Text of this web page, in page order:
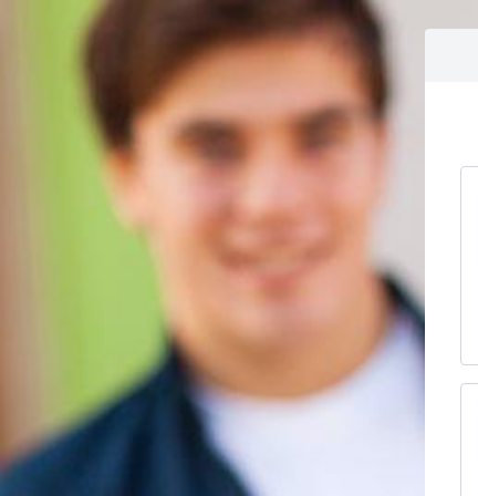
Aller vers le contenu